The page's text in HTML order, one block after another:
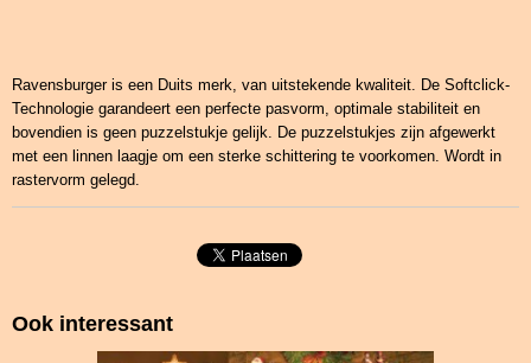
Ravensburger is een Duits merk, van uitstekende kwaliteit. De Softclick-
Technologie garandeert een perfecte pasvorm, optimale stabiliteit en
bovendien is geen puzzelstukje gelijk. De puzzelstukjes zijn afgewerkt
met een linnen laagje om een sterke schittering te voorkomen. Wordt in
rastervorm gelegd.
Ook interessant